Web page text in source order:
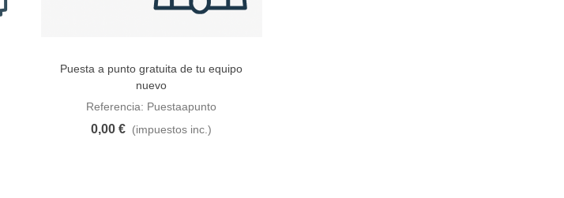
Añadir al carrito
Puesta a punto gratuita de tu equipo
nuevo
Referencia: Puestaapunto
0,00 € (impuestos inc.)